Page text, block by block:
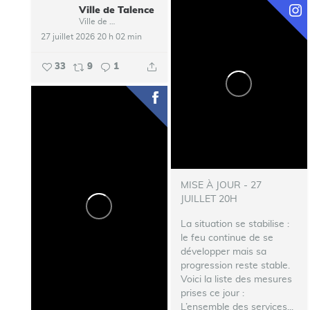
Ville de Talence
27 juillet 2026 20 h 02 min
33 9 1
MISE À JOUR - 27
JUILLET 20H
La situation se stabilise :
le feu continue de se
développer mais sa
progression reste stable.
Voici la liste des mesures
prises ce jour :
L’ensemble des services...